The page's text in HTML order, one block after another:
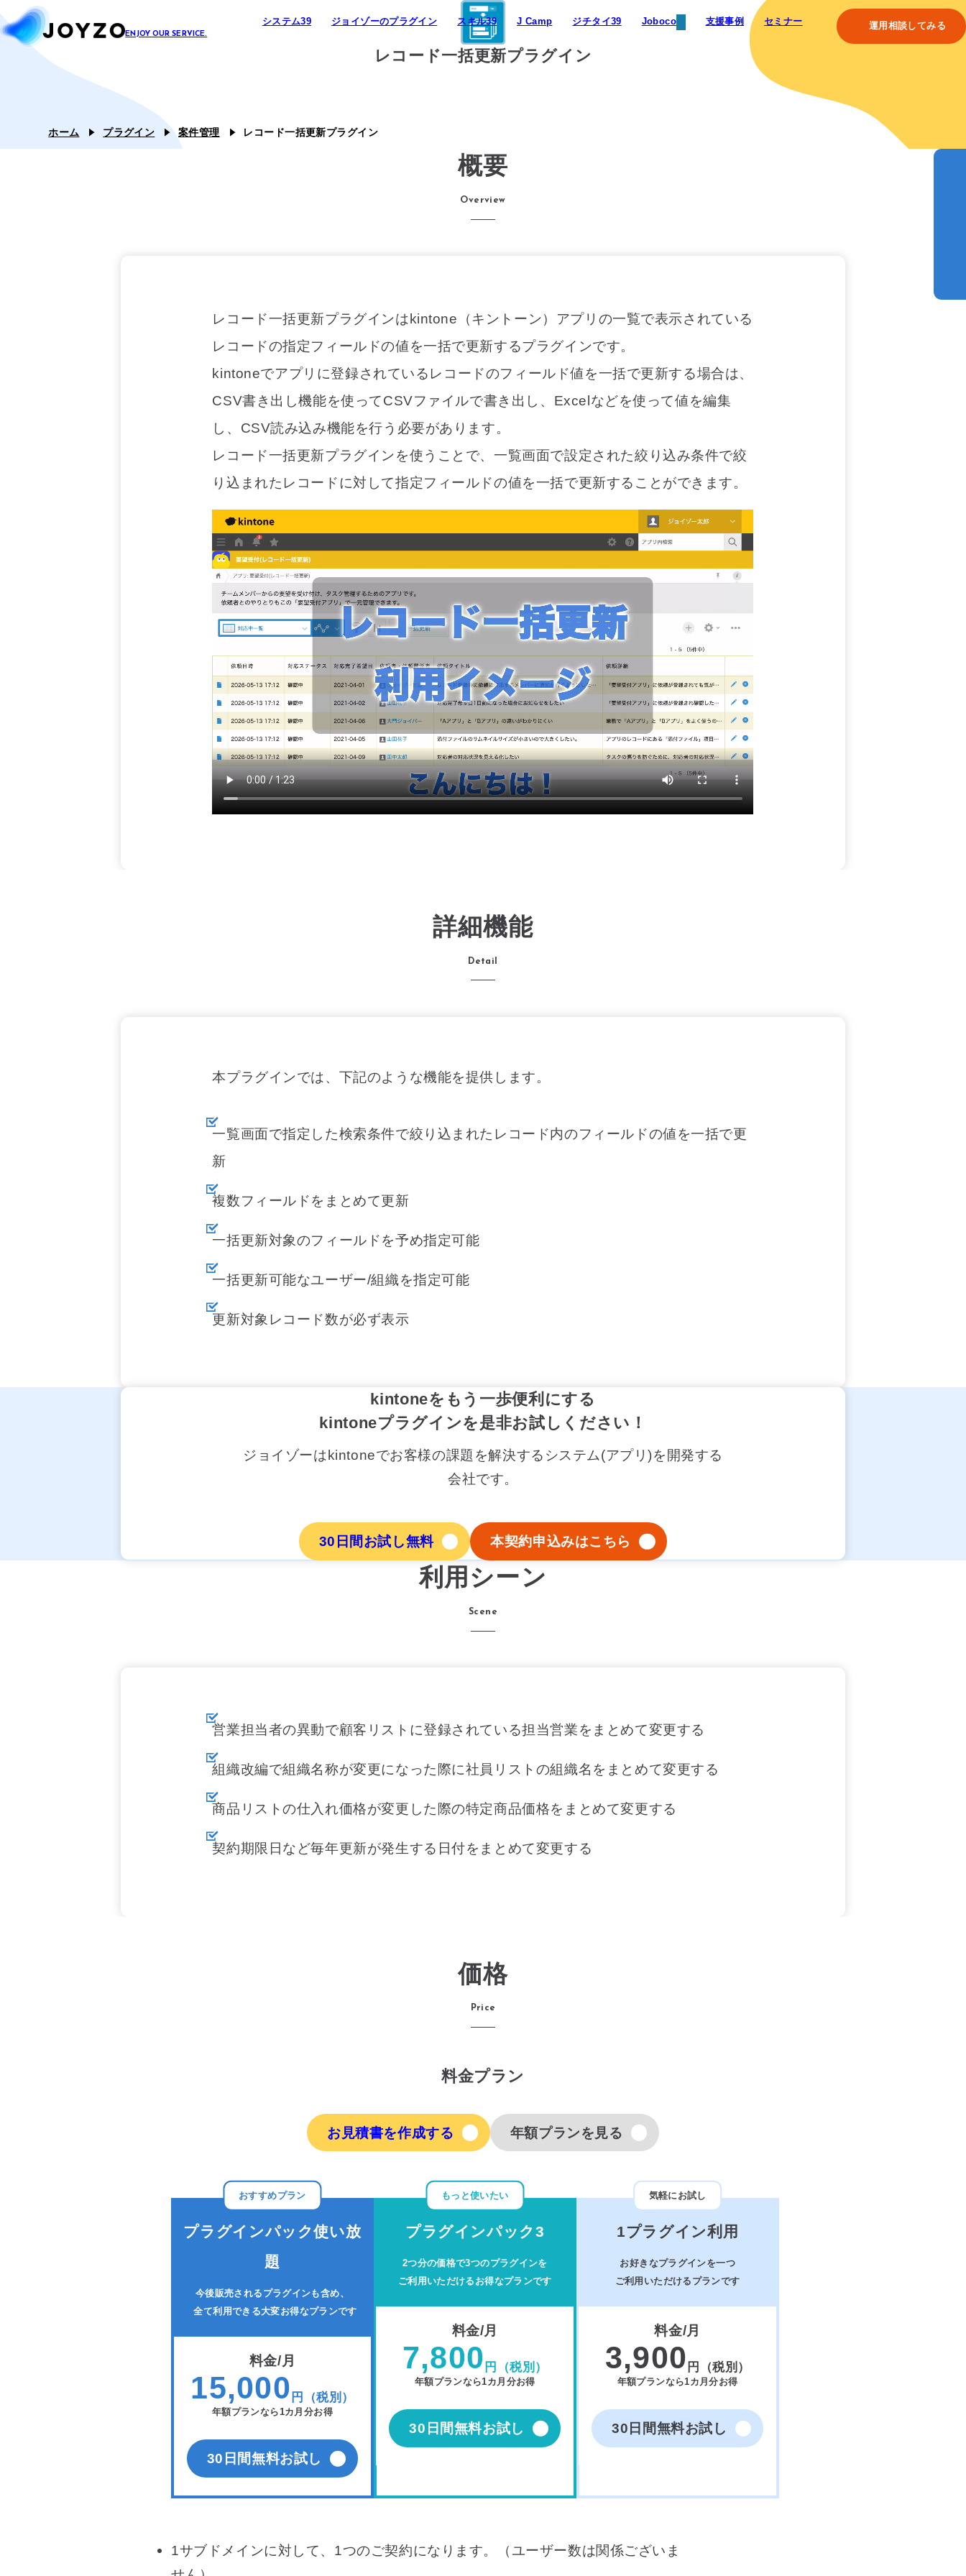
システム39
ジョイとも
ジョイゾーのプラグイン スキル39 J Camp ジチタイ39 Joboco 支援事例 セミナー 運用相談してみる
レコード一括更新プラグイン
ホーム プラグイン 案件管理 レコード一括更新プラグイン
概要
Overview
レコード一括更新プラグインはkintone（キントーン）アプリの一覧で表示されている
レコードの指定フィールドの値を一括で更新するプラグインです。
kintoneでアプリに登録されているレコードのフィールド値を一括で更新する場合は、
CSV書き出し機能を使ってCSVファイルで書き出し、Excelなどを使って値を編集
し、CSV読み込み機能を行う必要があります。
レコード一括更新プラグインを使うことで、一覧画面で設定された絞り込み条件で絞
り込まれたレコードに対して指定フィールドの値を一括で更新することができます。
詳細機能
Detail
本プラグインでは、下記のような機能を提供します。
一覧画面で指定した検索条件で絞り込まれたレコード内のフィールドの値を一括で更
新
複数フィールドをまとめて更新
一括更新対象のフィールドを予め指定可能
一括更新可能なユーザー/組織を指定可能
更新対象レコード数が必ず表示
kintoneをもう一歩便利にする
kintoneプラグインを是非お試しください！
ジョイゾーはkintoneでお客様の課題を解決するシステム(アプリ)を開発する
会社です。
30日間お試し無料 本契約申込みはこちら
利用シーン
Scene
営業担当者の異動で顧客リストに登録されている担当営業をまとめて変更する
組織改編で組織名称が変更になった際に社員リストの組織名をまとめて変更する
商品リストの仕入れ価格が変更した際の特定商品価格をまとめて変更する
契約期限日など毎年更新が発生する日付をまとめて変更する
価格
Price
料金プラン
お見積書を作成する 年額プランを見る
おすすめプラン
プラグインパック使い放
題
今後販売されるプラグインも含め、
全て利用できる大変お得なプランです
料金/月
15,000 円（税別）
年額プランなら1カ月分お得
30日間無料お試し
もっと使いたい
プラグインパック3
2つ分の価格で3つのプラグインを
ご利用いただけるお得なプランです
料金/月
7,800 円（税別）
年額プランなら1カ月分お得
30日間無料お試し
気軽にお試し
1プラグイン利用
お好きなプラグインを一つ
ご利用いただけるプランです
料金/月
3,900 円（税別）
年額プランなら1カ月分お得
30日間無料お試し
1サブドメインに対して、1つのご契約になります。（ユーザー数は関係ございま